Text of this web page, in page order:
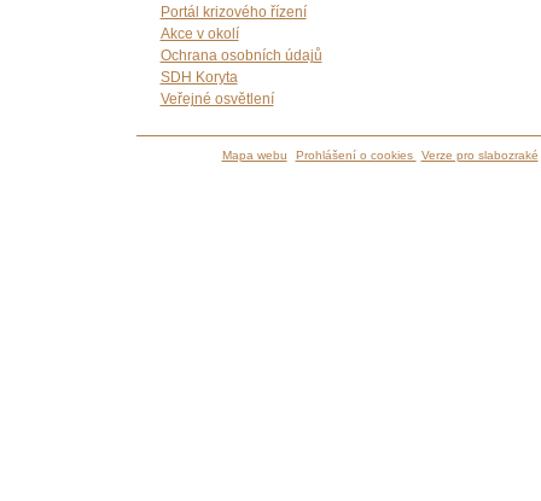
Portál krizového řízení
Akce v okolí
Ochrana osobních údajů
SDH Koryta
Veřejné osvětlení
Mapa webu Prohlášení o cookies Verze pro slabozraké